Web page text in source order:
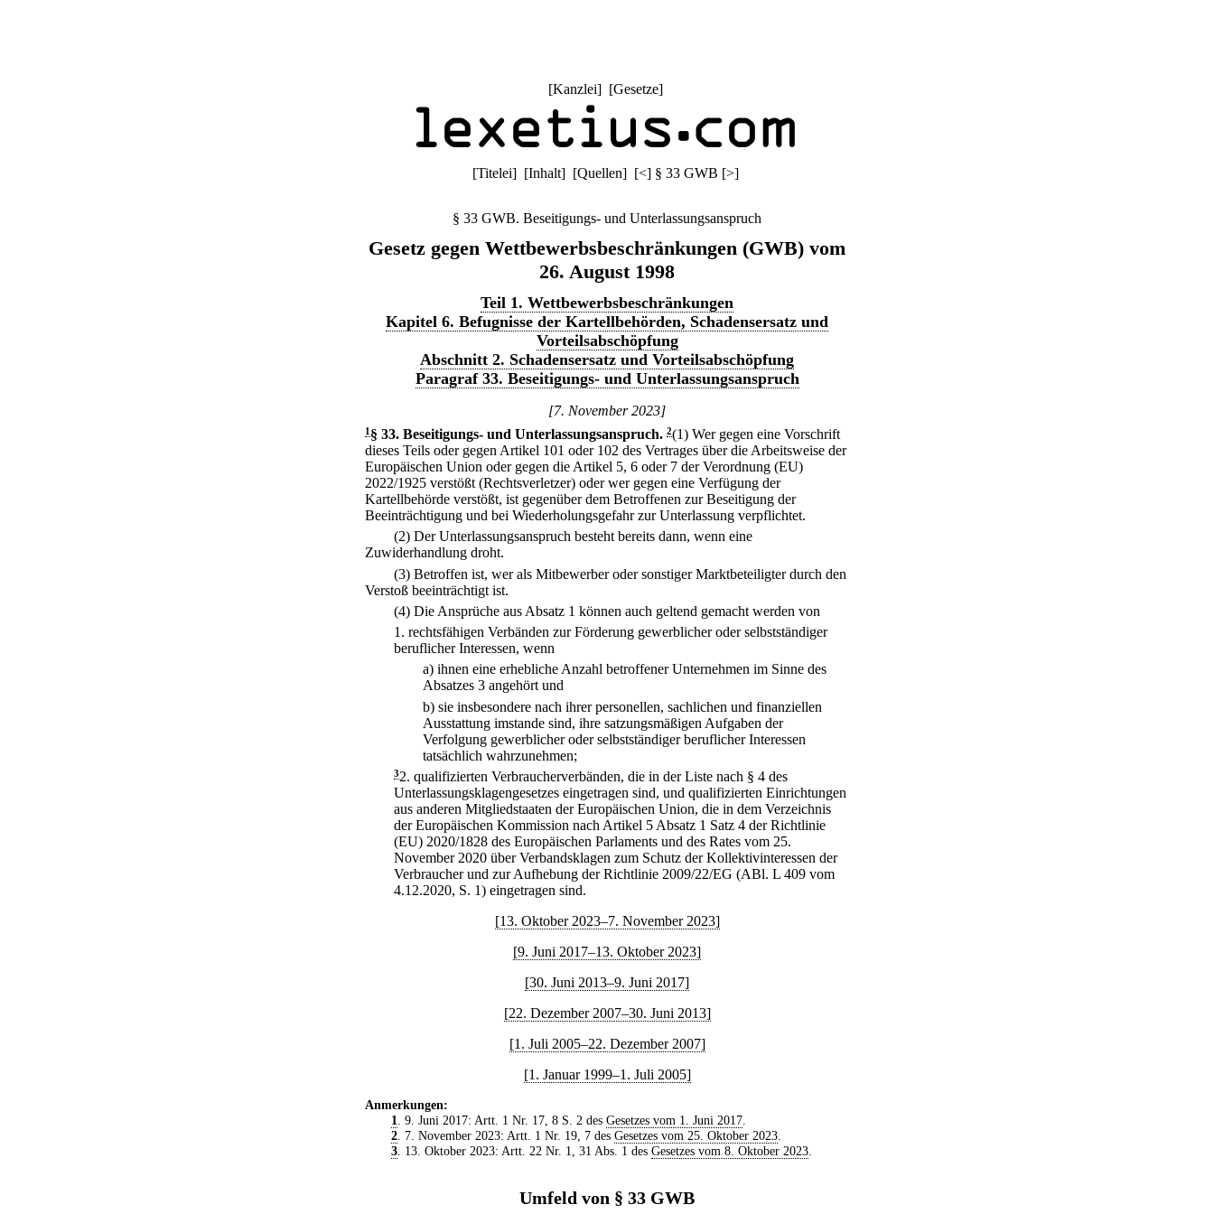
[Kanzlei] [Gesetze]
[Titelei] [Inhalt] [Quellen] [<] § 33 GWB [>]
§ 33 GWB. Beseitigungs- und Unterlassungsanspruch
Gesetz gegen Wettbewerbsbeschränkungen (GWB) vom
26. August 1998
Teil 1. Wettbewerbsbeschränkungen
Kapitel 6. Befugnisse der Kartellbehörden, Schadensersatz und
Vorteilsabschöpfung
Abschnitt 2. Schadensersatz und Vorteilsabschöpfung
Paragraf 33. Beseitigungs- und Unterlassungsanspruch
[7. November 2023]
1 § 33. Beseitigungs- und Unterlassungsanspruch. 2(1) Wer gegen eine Vorschrift
dieses Teils oder gegen Artikel 101 oder 102 des Vertrages über die Arbeitsweise der
Europäischen Union oder gegen die Artikel 5, 6 oder 7 der Verordnung (EU)
2022/1925 verstößt (Rechtsverletzer) oder wer gegen eine Verfügung der
Kartellbehörde verstößt, ist gegenüber dem Betroffenen zur Beseitigung der
Beeinträchtigung und bei Wiederholungsgefahr zur Unterlassung verpflichtet.
(2) Der Unterlassungsanspruch besteht bereits dann, wenn eine
Zuwiderhandlung droht.
(3) Betroffen ist, wer als Mitbewerber oder sonstiger Marktbeteiligter durch den
Verstoß beeinträchtigt ist.
(4) Die Ansprüche aus Absatz 1 können auch geltend gemacht werden von
1. rechtsfähigen Verbänden zur Förderung gewerblicher oder selbstständiger
beruflicher Interessen, wenn
a) ihnen eine erhebliche Anzahl betroffener Unternehmen im Sinne des
Absatzes 3 angehört und
b) sie insbesondere nach ihrer personellen, sachlichen und finanziellen
Ausstattung imstande sind, ihre satzungsmäßigen Aufgaben der
Verfolgung gewerblicher oder selbstständiger beruflicher Interessen
tatsächlich wahrzunehmen;
32. qualifizierten Verbraucherverbänden, die in der Liste nach § 4 des
Unterlassungsklagengesetzes eingetragen sind, und qualifizierten Einrichtungen
aus anderen Mitgliedstaaten der Europäischen Union, die in dem Verzeichnis
der Europäischen Kommission nach Artikel 5 Absatz 1 Satz 4 der Richtlinie
(EU) 2020/1828 des Europäischen Parlaments und des Rates vom 25.
November 2020 über Verbandsklagen zum Schutz der Kollektivinteressen der
Verbraucher und zur Aufhebung der Richtlinie 2009/22/EG (ABl. L 409 vom
4.12.2020, S. 1) eingetragen sind.
[13. Oktober 2023–7. November 2023]
[9. Juni 2017–13. Oktober 2023]
[30. Juni 2013–9. Juni 2017]
[22. Dezember 2007–30. Juni 2013]
[1. Juli 2005–22. Dezember 2007]
[1. Januar 1999–1. Juli 2005]
Anmerkungen:
1
. 9. Juni 2017: Artt. 1 Nr. 17, 8 S. 2 des Gesetzes vom 1. Juni 2017.
2. 7. November 2023: Artt. 1 Nr. 19, 7 des Gesetzes vom 25. Oktober 2023.
3. 13. Oktober 2023: Artt. 22 Nr. 1, 31 Abs. 1 des Gesetzes vom 8. Oktober 2023.
Umfeld von § 33 GWB